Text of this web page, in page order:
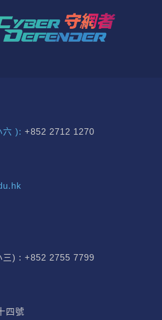
六 ): +852 2712 1270
三) : +852 2755 7799
四號